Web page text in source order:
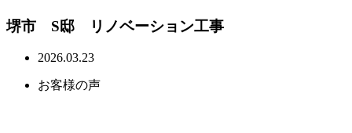
堺市 S邸 リノベーション工事
2026.03.23
お客様の声